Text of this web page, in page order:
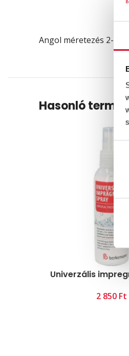
Angol méretezés 2-
Hasonló
Univerzális
Ft